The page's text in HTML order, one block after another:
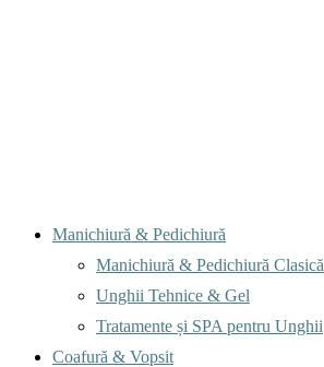
Menu
Manichiură & Pedichiură
Manichiură & Pedichiură Clasică
Unghii Tehnice & Gel
Tratamente și SPA pentru Unghii
Coafură & Vopsit